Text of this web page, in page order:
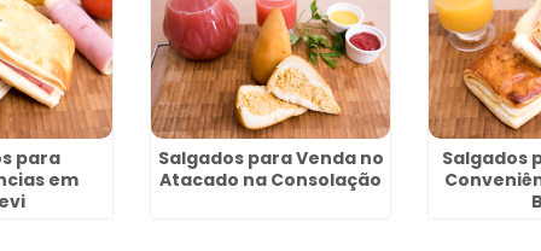
para
em
Salgados para Venda no
Atacado na Consolação
Salgados